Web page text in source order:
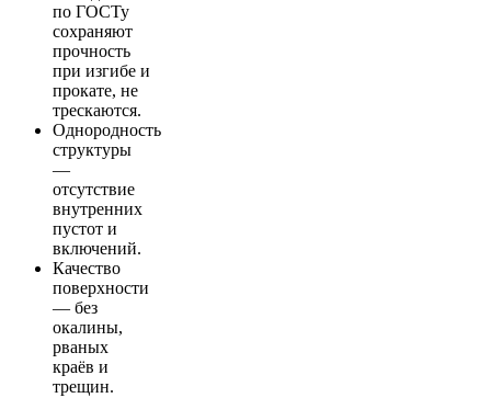
по ГОСТу
сохраняют
прочность
при изгибе и
прокате, не
трескаются.
Однородность
структуры
—
отсутствие
внутренних
пустот и
включений.
Качество
поверхности
— без
окалины,
рваных
краёв и
трещин.